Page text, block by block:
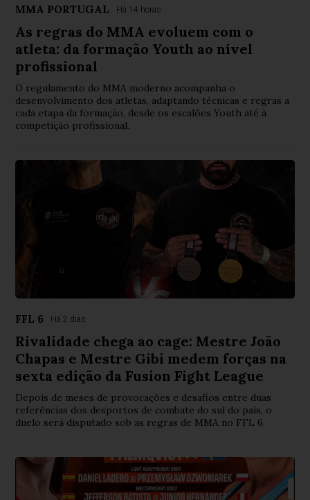
MMA PORTUGAL Há 14 horas
As regras do MMA evoluem com o
atleta: da formação Youth ao nível
profissional
O regulamento do MMA moderno acompanha o
desenvolvimento dos atletas, adaptando técnicas e regras a
cada etapa da formação, desde os escalões Youth até à
competição profissional.
FFL 6 Há 2 dias
Rivalidade chega ao cage: Mestre João
Chapas e Mestre Gibi medem forças na
sexta edição da Fusion Fight League
Depois de meses de provocações e desafios entre duas
referências dos desportos de combate do sul do país, o
duelo será disputado sob as regras de MMA no FFL 6.